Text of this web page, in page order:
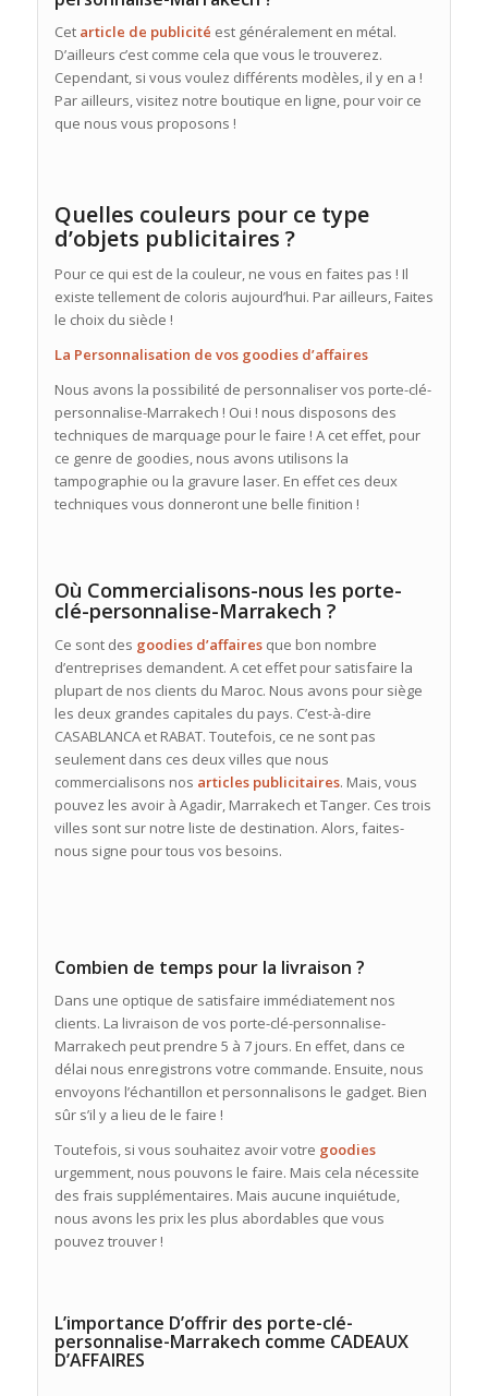
Cet article de publicité est généralement en métal.
D’ailleurs c’est comme cela que vous le trouverez.
Cependant, si vous voulez différents modèles, il y en a !
Par ailleurs, visitez notre boutique en ligne, pour voir ce
que nous vous proposons !
Quelles couleurs pour ce type
d’objets publicitaires ?
Pour ce qui est de la couleur, ne vous en faites pas ! Il
existe tellement de coloris aujourd’hui. Par ailleurs, Faites
le choix du siècle !
La Personnalisation de vos goodies d’affaires
Nous avons la possibilité de personnaliser vos porte-clé-
personnalise-Marrakech ! Oui ! nous disposons des
techniques de marquage pour le faire ! A cet effet, pour
ce genre de goodies, nous avons utilisons la
tampographie ou la gravure laser. En effet ces deux
techniques vous donneront une belle finition !
Où Commercialisons-nous les porte-
clé-personnalise-Marrakech ?
Ce sont des goodies d’affairesque bon nombre
d’entreprises demandent. A cet effet pour satisfaire la
plupart de nos clients du Maroc. Nous avons pour siège
les deux grandes capitales du pays. C’est-à-dire
CASABLANCA et RABAT. Toutefois, ce ne sont pas
seulement dans ces deux villes que nous
commercialisons nos articles publicitaires. Mais, vous
pouvez les avoir à Agadir, Marrakech et Tanger. Ces trois
villes sont sur notre liste de destination. Alors, faites-
nous signe pour tous vos besoins.
Combien de temps pour la livraison ?
Dans une optique de satisfaire immédiatement nos
clients. La livraison de vos porte-clé-personnalise-
Marrakech peut prendre 5 à 7 jours. En effet, dans ce
délai nous enregistrons votre commande. Ensuite, nous
envoyons l’échantillon et personnalisons le gadget. Bien
sûr s’il y a lieu de le faire !
Toutefois, si vous souhaitez avoir votre goodies
urgemment, nous pouvons le faire. Mais cela nécessite
des frais supplémentaires. Mais aucune inquiétude,
nous avons les prix les plus abordables que vous
pouvez trouver !
L’importance D’offrir des porte-clé-
personnalise-Marrakech comme CADEAUX
D’AFFAIRES